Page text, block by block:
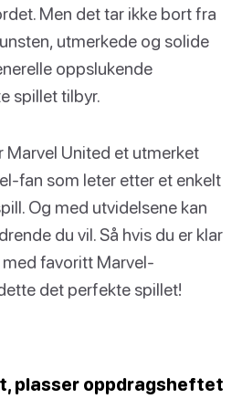
Men det tar ikke bort fra
utmerkede og solide
oppslukende
spillet tilbyr.
Marvel United et utmerket
fan som leter etter et enkelt
Og med utvidelsene kan
du vil. Så hvis du er klar
favoritt Marvel-
det perfekte spillet!
plasser oppdragsheftet